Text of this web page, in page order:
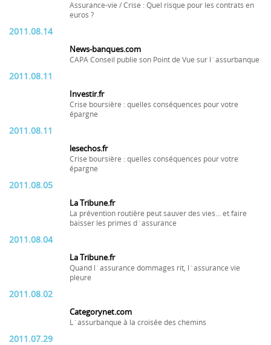
Assurance-vie / Crise : Quel risque pour les contrats en
euros ?
2011.08.14
News-banques.com
CAPA Conseil publie son Point de Vue sur l´assurbanque
2011.08.11
Investir.fr
Crise boursière : quelles conséquences pour votre
épargne
2011.08.11
lesechos.fr
Crise boursière : quelles conséquences pour votre
épargne
2011.08.05
La Tribune.fr
La prévention routière peut sauver des vies... et faire
baisser les primes d´assurance
2011.08.04
La Tribune.fr
Quand l´assurance dommages rit, l´assurance vie
pleure
2011.08.02
Categorynet.com
L´assurbanque à la croisée des chemins
2011.07.29